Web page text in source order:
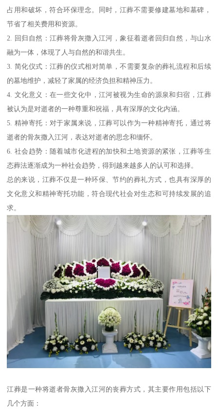
占用和破坏，符合环保理念。同时，江葬不需要修建墓地和墓碑，
节省了相关费用和资源。
2. 回归自然：江葬将骨灰撒入江河，象征着逝者回归自然，与山水
融为一体，体现了人与自然的和谐共生。
3. 简化仪式：江葬的仪式相对简单，不需要复杂的葬礼流程和后续
的墓地维护，减轻了家属的经济负担和精神压力。
4. 文化意义：在一些文化中，江河被视为生命的源泉和归宿，江葬
被认为是对逝者的一种尊重和祝福，具有深厚的文化内涵。
5. 精神寄托：对于家属来说，江葬可以作为一种精神寄托，通过将
逝者的骨灰撒入江河，表达对逝者的思念和缅怀。
6. 社会趋势：随着城市化进程的加快和土地资源的紧张，江葬等生
态葬法逐渐成为一种社会趋势，得到越来越多人的认可和选择。
总的来说，江葬不仅是一种环保、节约的葬礼方式，也具有深厚的
文化意义和精神寄托功能，符合现代社会对生态和可持续发展的追
求。
江葬是一种将逝者骨灰撒入江河的丧葬方式，其主要作用包括以下
几个方面：